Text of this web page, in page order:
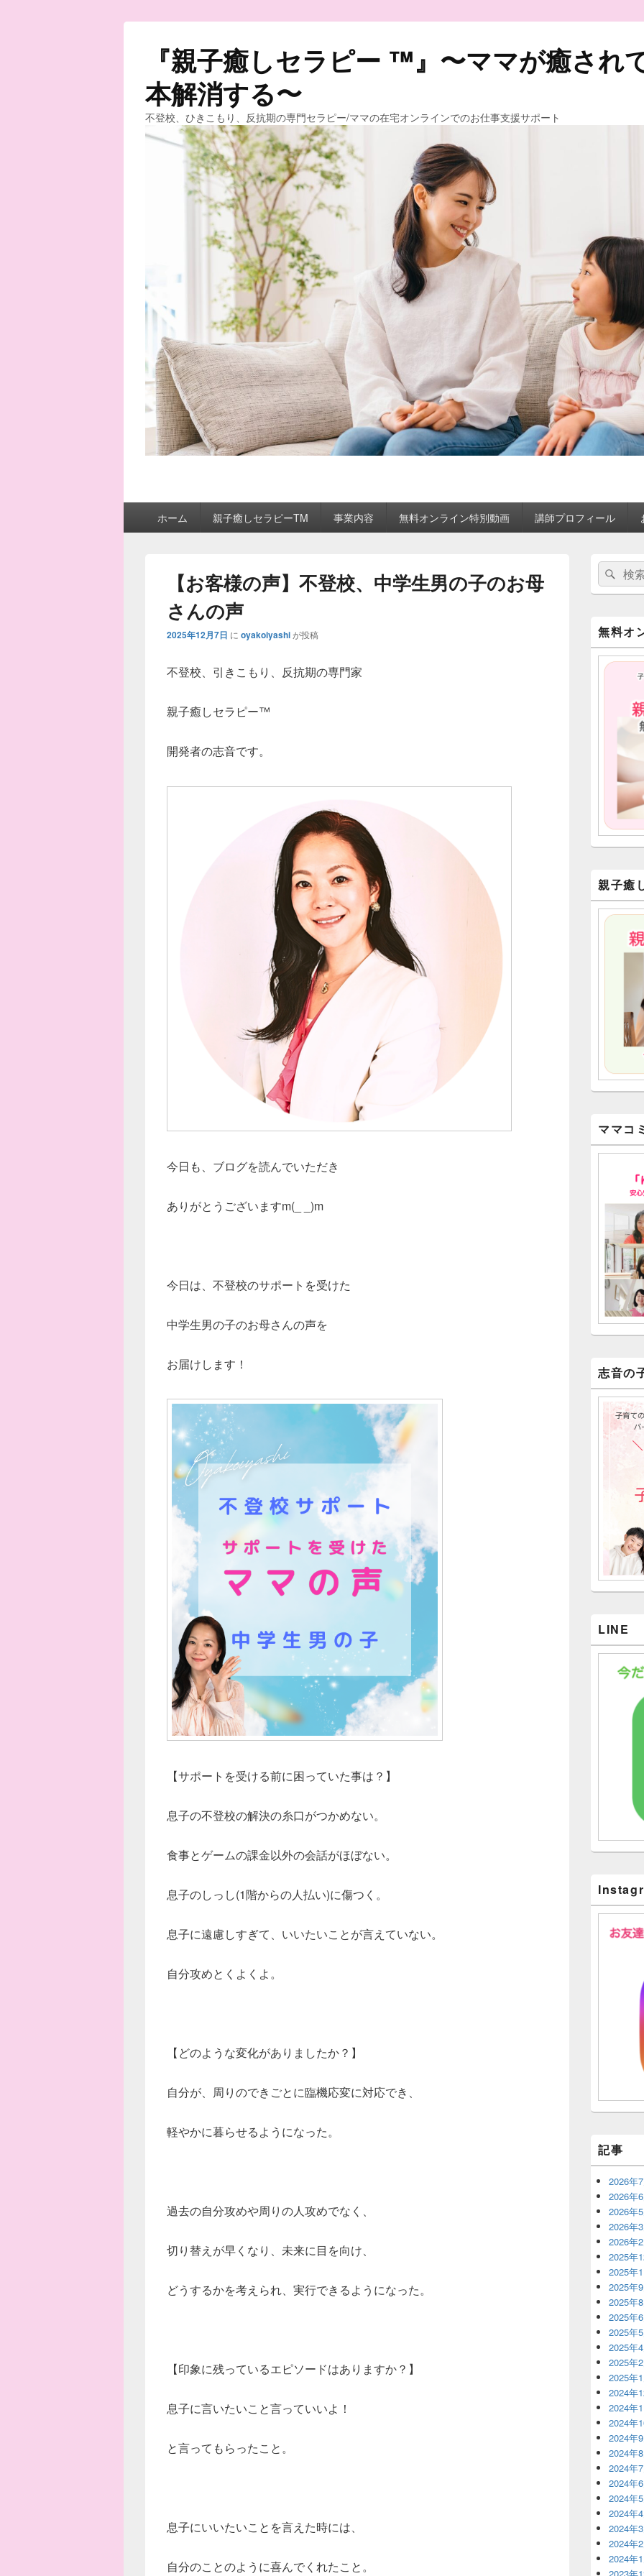
『親子癒しセラピー ™️』〜ママが癒され
本解消する〜
不登校、ひきこもり、反抗期の専門セラピー/ママの在宅オンラインでのお仕事支援サポート
ホーム 親子癒しセラピーTM 事業内容 無料オンライン特別動画 講師プロフィール
【お客様の声】不登校、中学生男の子のお母
さんの声
2025年12月7日 に oyakoiyashiが投稿
不登校、引きこもり、反抗期の専門家
親子癒しセラピー™
開発者の志音です。
今日も、ブログを読んでいただき
ありがとうございますm(_ _)m
今日は、不登校のサポートを受けた
中学生男の子のお母さんの声を
お届けします！
【サポートを受ける前に困っていた事は？】
息子の不登校の解決の糸口がつかめない。
食事とゲームの課金以外の会話がほぼない。
息子のしっし(1階からの人払い)に傷つく。
息子に遠慮しすぎて、いいたいことが言えていない。
自分攻めとくよくよ。
【どのような変化がありましたか？】
自分が、周りのできごとに臨機応変に対応でき、
軽やかに暮らせるようになった。
過去の自分攻めや周りの人攻めでなく、
切り替えが早くなり、未来に目を向け、
どうするかを考えられ、 実行できるようになった。
【印象に残っているエピソードはありますか？】
息子に言いたいこと言っていいよ！
と言ってもらったこと。
息子にいいたいことを言えた時には、
自分のことのように喜んでくれたこと。
メ
ン
サ
バ
ー
検
索:
検
索
無料オ
親子癒
ママコ
志音の
LINE
記事
2026年
2026年
2026年
2026年
2026年
2025年
2025年
2025年
2025年
2025年
2025年
2025年
2025年
2025年
2024年
2024年
2024年
2024年
2024年
2024年
2024年
2024年
2024年
2024年
2024年
2024年